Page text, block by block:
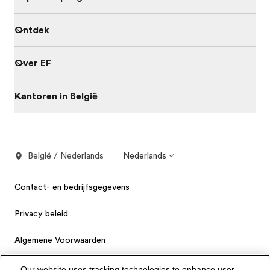
Ontdek
Over EF
Kantoren in België
België / Nederlands Nederlands
Contact- en bedrijfsgegevens
Privacy beleid
Algemene Voorwaarden
Cookie beleid